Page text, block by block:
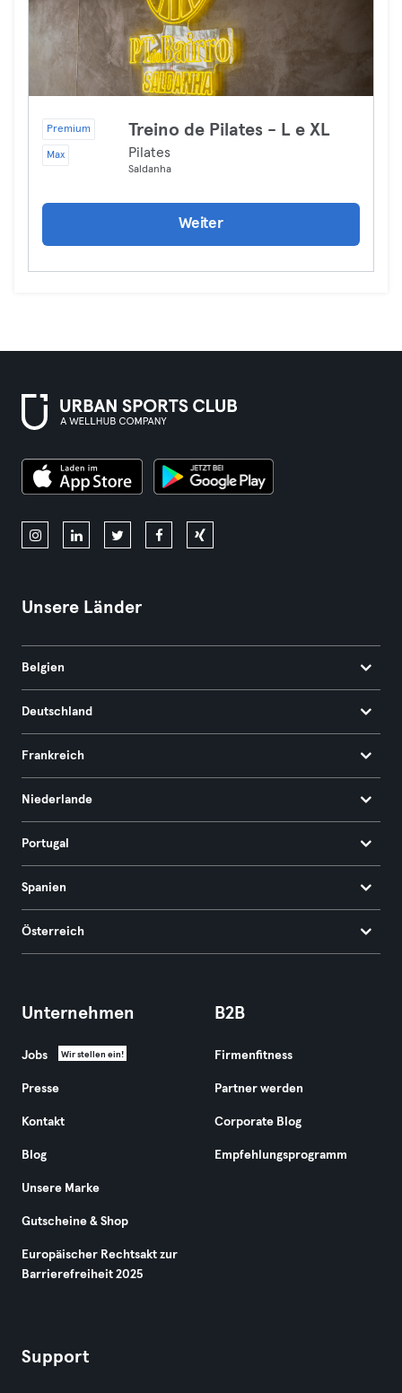
Premium
Max
Treino de Pilates - L e XL
Pilates
Saldanha
Weiter
Unsere Länder
Belgien
Deutschland
Frankreich
Niederlande
Portugal
Spanien
Österreich
Unternehmen
Jobs Wir stellen ein!
Presse
Kontakt
Blog
Unsere Marke
Gutscheine & Shop
Europäischer Rechtsakt zur
Barrierefreiheit 2025
B2B
Firmenfitness
Partner werden
Corporate Blog
Empfehlungsprogramm
Support